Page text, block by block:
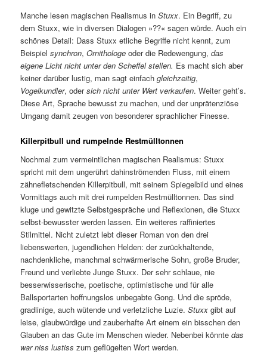
Manche lesen magischen Realismus inStuxx. Ein Begriff, zu
dem Stuxx, wie in diversen Dialogen »??« sagen würde. Auch ein
schönes Detail: Dass Stuxx etliche Begriffe nicht kennt, zum
Beispielsynchron,Ornithologe oder die Redewengung,das
eigene Licht nicht unter den Scheffel stellen. Es macht sich aber
keiner darüber lustig, man sagt einfachgleichzeitig,
Vogelkundler, odersich nicht unter Wert verkaufen. Weiter geht’s.
Diese Art, Sprache bewusst zu machen, und der unprätenziöse
Umgang damit zeugen von besonderer sprachlicher Finesse.
Killerpitbull und rumpelnde Restmülltonnen
Nochmal zum vermeintlichen magischen Realismus: Stuxx
spricht mit dem ungerührt dahinströmenden Fluss, mit einem
zähnefletschenden Killerpitbull, mit seinem Spiegelbild und eines
Vormittags auch mit drei rumpelden Restmülltonnen. Das sind
kluge und gewitzte Selbstgespräche und Reflexionen, die Stuxx
selbst-bewusster werden lassen. Ein weiteres raffiniertes
Stilmittel. Nicht zuletzt lebt dieser Roman von den drei
liebenswerten, jugendlichen Helden: der zurückhaltende,
nachdenkliche, manchmal schwärmerische Sohn, große Bruder,
Freund und verliebte Junge Stuxx. Der sehr schlaue, nie
besserwisserische, poetische, optimistische und für alle
Ballsportarten hoffnungslos unbegabte Gong. Und die spröde,
gradlinige, auch wütende und verletzliche Luzie.Stuxx gibt auf
leise, glaubwürdige und zauberhafte Art einem ein bisschen den
Glauben an das Gute im Menschen wieder. Nebenbei könntedas
war niss lustiss zum geflügelten Wort werden.